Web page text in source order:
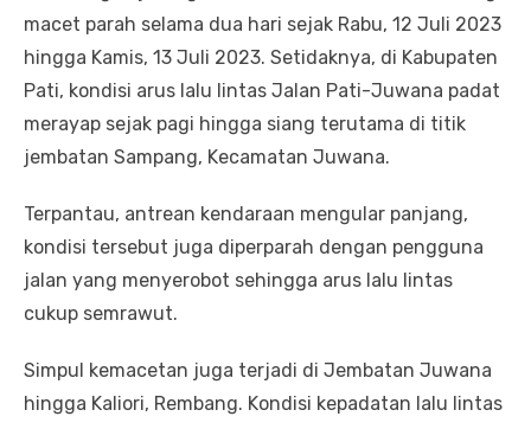
macet parah selama dua hari sejak Rabu, 12 Juli 2023
hingga Kamis, 13 Juli 2023. Setidaknya, di Kabupaten
Pati, kondisi arus lalu lintas Jalan Pati-Juwana padat
merayap sejak pagi hingga siang terutama di titik
jembatan Sampang, Kecamatan Juwana.
Terpantau, antrean kendaraan mengular panjang,
kondisi tersebut juga diperparah dengan pengguna
jalan yang menyerobot sehingga arus lalu lintas
cukup semrawut.
Simpul kemacetan juga terjadi di Jembatan Juwana
hingga Kaliori, Rembang. Kondisi kepadatan lalu lintas